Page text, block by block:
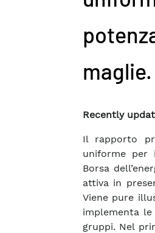
maglie.
Recently
Il rapporto
uniforme per
Borsa
attiva in
Viene pure
implementa
gruppi. Nel